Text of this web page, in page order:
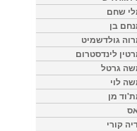
שחם
בן
גולדשמיט
לינדסטרום
גרטל
לוי
מן
קורי